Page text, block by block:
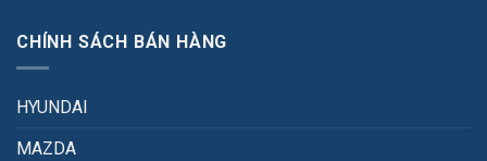
CHÍNH SÁCH BÁN HÀNG
HYUNDAI
MAZDA